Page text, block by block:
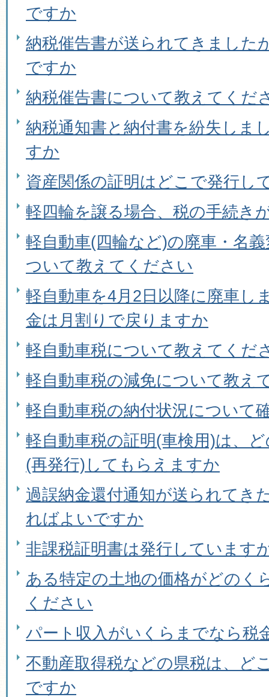
ですか
納税催告書が送られてきました
ですか
納税催告書について教えてくだ
納税通知書と納付書を紛失しま
すか
資産関係の証明はどこで発行し
軽四輪を譲る場合、税の手続き
軽自動車(四輪など)の廃車・名
ついて教えてください
軽自動車を4月2日以降に廃車し
金は月割りで戻りますか
軽自動車税について教えてくだ
軽自動車税の減免について教え
軽自動車税の納付状況について
軽自動車税の証明(車検用)は、
(再発行)してもらえますか
過誤納金還付通知が送られてき
ればよいですか
非課税証明書は発行しています
ある特定の土地の価格がどのく
ください
パート収入がいくらまでなら税
不動産取得税などの県税は、ど
ですか